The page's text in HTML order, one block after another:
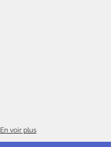
En voir plus